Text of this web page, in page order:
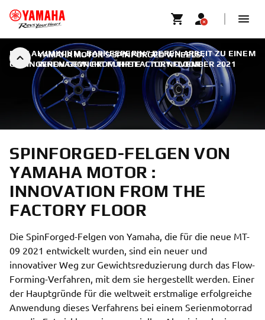
YAMAHA MOTOR’S SPINFORGED WHEELS :
INNOVATION FROM THE FACTORY FLOOR
EINE ALUMINIUM „BARKEEPERIN” DEREN ARBEIT ZU EINEM
GERINGEREN GEWICHT FÜHRTE | 10. NOVEMBER 2021
SPINFORGED-FELGEN VON
YAMAHA MOTOR :
INNOVATION FROM THE
FACTORY FLOOR
Die SpinForged-Felgen von Yamaha, die für die neue MT-
09 2021 entwickelt wurden, sind ein neuer und
innovativer Weg zur Gewichtsreduzierung durch das Flow-
Forming-Verfahren, mit dem sie hergestellt werden. Einer
der Hauptgründe für die weltweit erstmalige erfolgreiche
Anwendung dieses Verfahrens bei einem Serienmotorrad